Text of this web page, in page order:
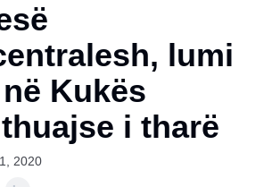
lumi
Kukës
i tharë
2020